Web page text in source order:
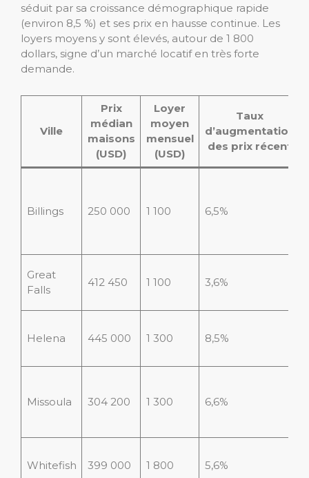
séduit par sa croissance démographique rapide
(environ 8,5 %) et ses prix en hausse continue. Les
loyers moyens y sont élevés, autour de 1 800
dollars, signe d’un marché locatif en très forte
demande.
Ville
Prix
médian
maisons
(USD)
Loyer
moyen
mensuel
(USD)
Taux
d’augmentation
des prix récent
Billings 250 000 1 100 6,5%
Great
Falls
412 450 1 100 3,6%
Helena 445 000 1 300 8,5%
Missoula 304 200 1 300 6,6%
Whitefish 399 000 1 800 5,6%